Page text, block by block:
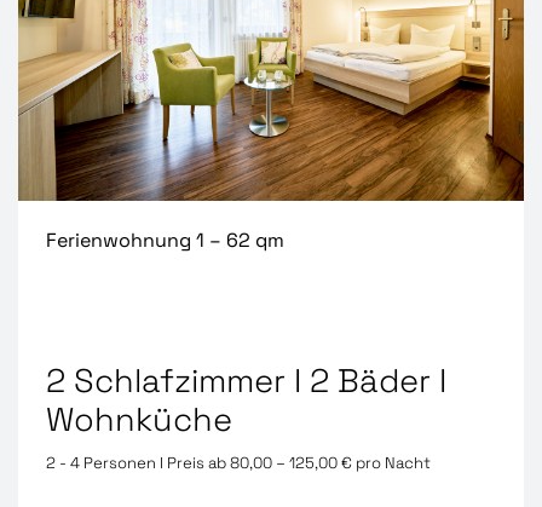
Ferienwohnung 1 – 62 qm
2 Schlafzimmer I 2 Bäder I
Wohnküche
2 - 4 Personen I Preis ab 80,00 – 125,00 € pro Nacht